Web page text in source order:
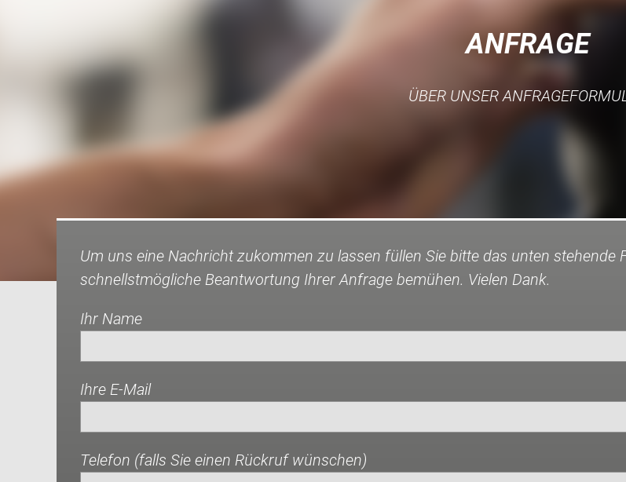
ANFRAGE
ÜBER UNSER
Um uns eine Nachricht zukommen zu lassen füllen Sie bitte das unten stehende
schnellstmögliche Beantwortung Ihrer Anfrage bemühen. Vielen Dank.
Ihr Name
Ihre E-Mail
Telefon (falls Sie einen Rückruf wünschen)